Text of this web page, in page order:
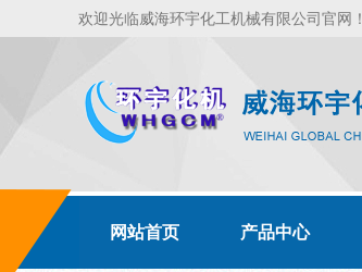
欢迎光临威海环宇化工机械有限公司官网！
网站首页 产品中心